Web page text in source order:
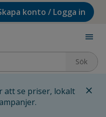
konto / Logga in
menu
Sök
att se priser, lokalt
close